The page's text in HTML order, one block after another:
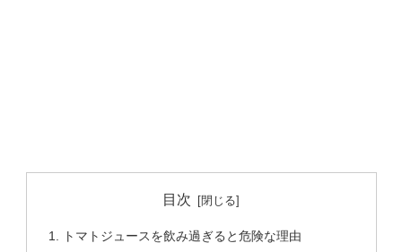
目次
トマトジュースを飲み過ぎると危険な理由